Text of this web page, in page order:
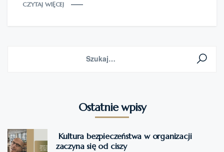
CZYTAJ WIĘCEJ
Ostatnie wpisy
Kultura bezpieczeństwa w organizacji
zaczyna się od ciszy